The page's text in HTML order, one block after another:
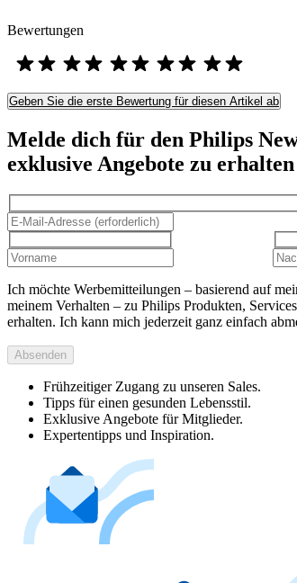
Bewertungen
Geben Sie die erste Bewertung für diesen Artikel ab
Melde dich für den Philips
exklusive Angebote zu erhalten
Ich möchte Werbemitteilungen – basierend auf
meinem Verhalten – zu Philips Produkten,
erhalten. Ich kann mich jederzeit ganz einfach
Absenden
Frühzeitiger Zugang zu unseren Sales.
Tipps für einen gesunden Lebensstil.
Exklusive Angebote für Mitglieder.
Expertentipps und Inspiration.